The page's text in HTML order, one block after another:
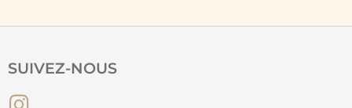
SUIVEZ-NOUS